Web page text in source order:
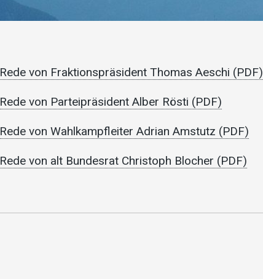
Rede von Fraktionspräsident Thomas Aeschi (PDF)
Rede von Parteipräsident Alber Rösti (PDF)
Rede von Wahlkampfleiter Adrian Amstutz (PDF)
Rede von alt Bundesrat Christoph Blocher (PDF)